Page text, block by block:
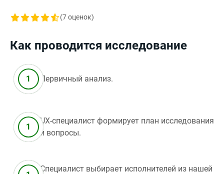
(7оценок)
Как проводится исследование
Первичный анализ.
UX-специалист формирует план исследования
и вопросы.
Специалист выбирает исполнителей из нашей